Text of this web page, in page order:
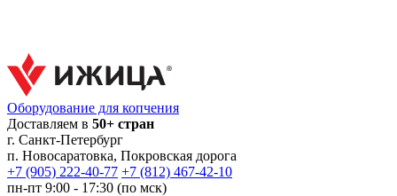
Оборудование для копчения
Доставляем в 50+ стран
г. Санкт-Петербург
п. Новосаратовка, Покровская дорога
+7 (905) 222-40-77 +7 (812) 467-42-10
пн-пт 9:00 - 17:30 (по мск)